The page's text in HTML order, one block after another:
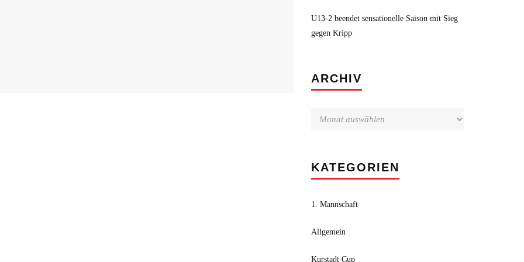
U13-2 beendet sensationelle Saison mit Sieg
gegen Kripp
ARCHIV
KATEGORIEN
1. Mannschaft
Allgemein
Kurstadt Cup